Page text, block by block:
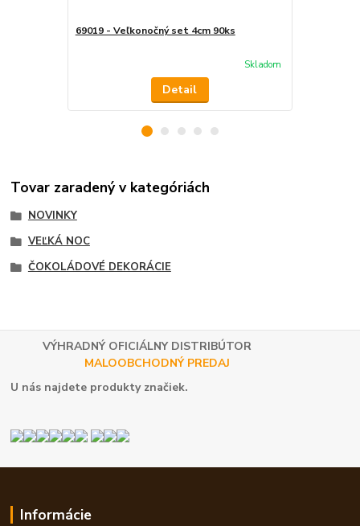
69019 - Veľkonočný set 4cm 90ks
Skladom
Detail
Tovar zaradený v kategóriách
NOVINKY
VEĽKÁ NOC
ČOKOLÁDOVÉ DEKORÁCIE
VÝHRADNÝ OFICIÁLNY DISTRIBÚTOR
MALOOBCHODNÝ PREDAJ
U nás najdete produkty značiek.
Informácie